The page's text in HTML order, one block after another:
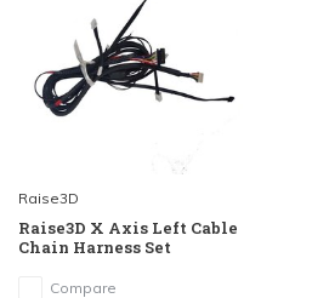
Raise3D
Raise3D X Axis Left Cable
Chain Harness Set
Compare